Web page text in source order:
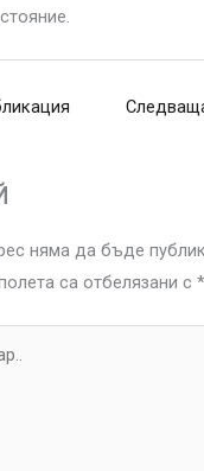
няма да бъде
са отбелязани с *